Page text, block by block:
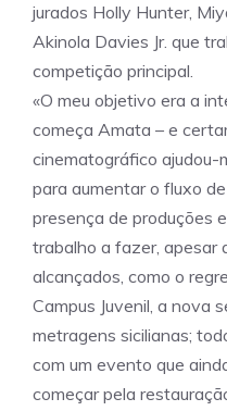
jurados Holly Hunter,
Akinola Davies Jr. que
competição principal.
«O meu objetivo era a
começa Amata – e
cinematográfico ajudou-
para aumentar o fluxo
presença de produções
trabalho a fazer, apesar
alcançados, como o
Campus Juvenil, a nova
metragens sicilianas;
com um evento que
começar pela